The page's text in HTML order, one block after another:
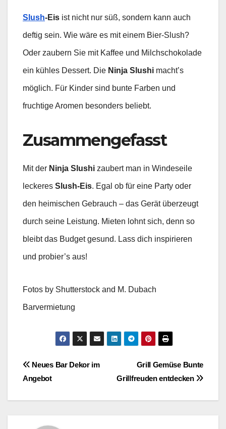
Slush-Eis ist nicht nur süß, sondern kann auch
deftig sein. Wie wäre es mit einem Bier-Slush?
Oder zaubern Sie mit Kaffee und Milchschokolade
ein kühles Dessert. Die Ninja Slushi macht’s
möglich. Für Kinder sind bunte Farben und
fruchtige Aromen besonders beliebt.
Zusammengefasst
Mit der Ninja Slushi zaubert man in Windeseile
leckeres Slush-Eis. Egal ob für eine Party oder
den heimischen Gebrauch – das Gerät überzeugt
durch seine Leistung. Mieten lohnt sich, denn so
bleibt das Budget gesund. Lass dich inspirieren
und probier’s aus!
Fotos by Shutterstock and M. Dubach
Barvermietung
BeitragsnavigationGrill Gemüse Bunte
Grillfreuden entdecken
Neues Bar Dekor im
Angebot